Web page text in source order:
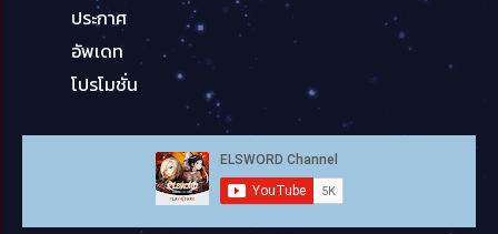
ประกาศ
อัพเดท
โปรโมชั่น